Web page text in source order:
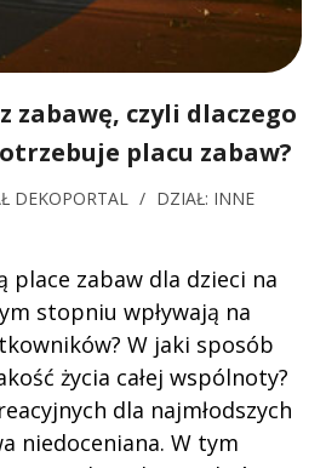
zabawę, czyli dlaczego
placu zabaw?
DEKOPORTAL / DZIAŁ: INNE
place zabaw dla dzieci na
stopniu wpływają na
W jaki sposób
życia całej wspólnoty?
dla najmłodszych
niedoceniana. W tym